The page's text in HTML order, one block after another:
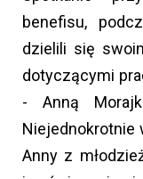
benefisu,
dzielili się
dotyczącymi
- Anną
Niejednokrotnie
Anny z